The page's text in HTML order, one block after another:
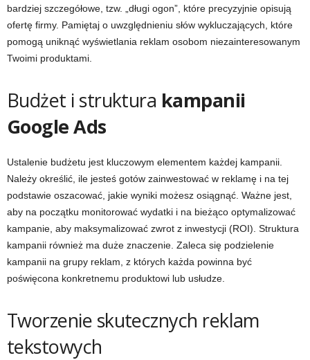
bardziej szczegółowe, tzw. „długi ogon”, które precyzyjnie opisują
ofertę firmy. Pamiętaj o uwzględnieniu słów wykluczających, które
pomogą uniknąć wyświetlania reklam osobom niezainteresowanym
Twoimi produktami.
Budżet i struktura kampanii
Google Ads
Ustalenie budżetu jest kluczowym elementem każdej kampanii.
Należy określić, ile jesteś gotów zainwestować w reklamę i na tej
podstawie oszacować, jakie wyniki możesz osiągnąć. Ważne jest,
aby na początku monitorować wydatki i na bieżąco optymalizować
kampanie, aby maksymalizować zwrot z inwestycji (ROI). Struktura
kampanii również ma duże znaczenie. Zaleca się podzielenie
kampanii na grupy reklam, z których każda powinna być
poświęcona konkretnemu produktowi lub usłudze.
Tworzenie skutecznych reklam
tekstowych